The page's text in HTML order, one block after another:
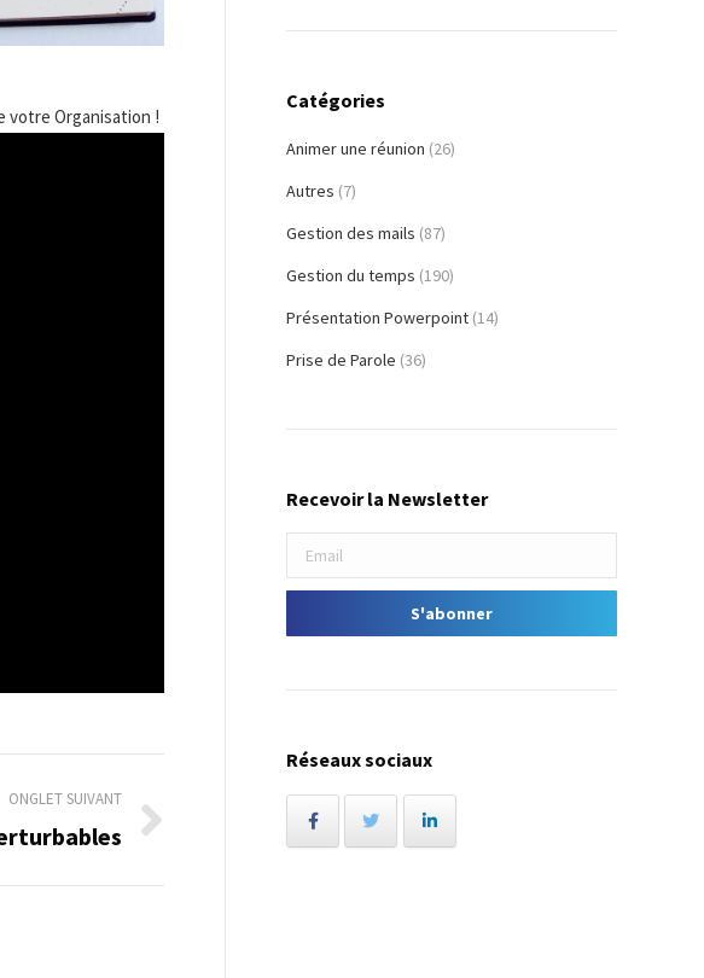
votre Organisation !
ONGLET SUIVANT
Catégories
Animer une réunion (26)
Autres (7)
Gestion des mails (87)
Gestion du temps (190)
Présentation Powerpoint (14)
Prise de Parole (36)
Recevoir la Newsletter
Réseaux sociaux